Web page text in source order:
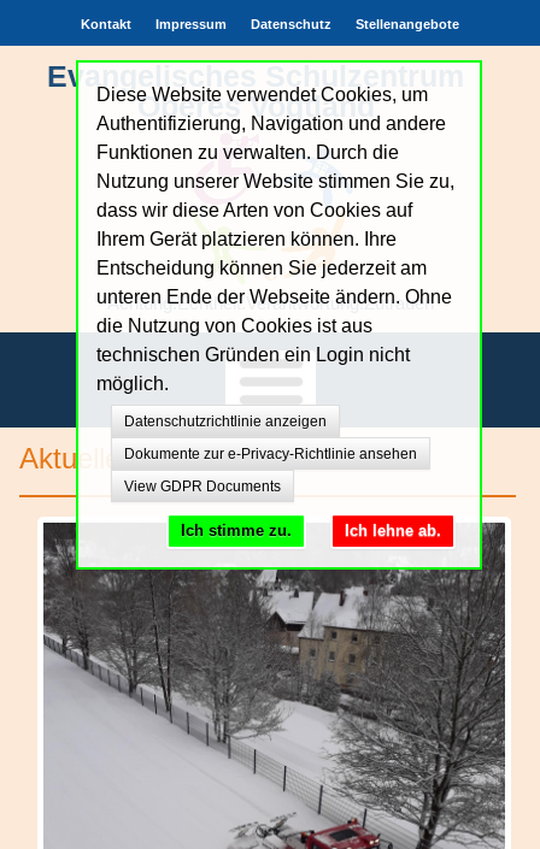
Evangelisches Schulzentrum
Oberes Vogtland
Achtung.Echtheit.Verantwortung.Zutrauen
Kontakt Impressum Datenschutz Stellenangebote
Unsere Schule
Bildungsangebote
Schulgemeinschaft
Schulorganisation
Aktuelles
Diese Website verwendet Cookies, um
Authentifizierung, Navigation und andere
Funktionen zu verwalten. Durch die
Nutzung unserer Website stimmen Sie zu,
dass wir diese Arten von Cookies auf
Ihrem Gerät platzieren können. Ihre
Entscheidung können Sie jederzeit am
unteren Ende der Webseite ändern. Ohne
die Nutzung von Cookies ist aus
technischen Gründen ein Login nicht
möglich.
Datenschutzrichtlinie anzeigen
Dokumente zur e-Privacy-Richtlinie ansehen
View GDPR Documents
Ich lehne ab.
Ich stimme zu.